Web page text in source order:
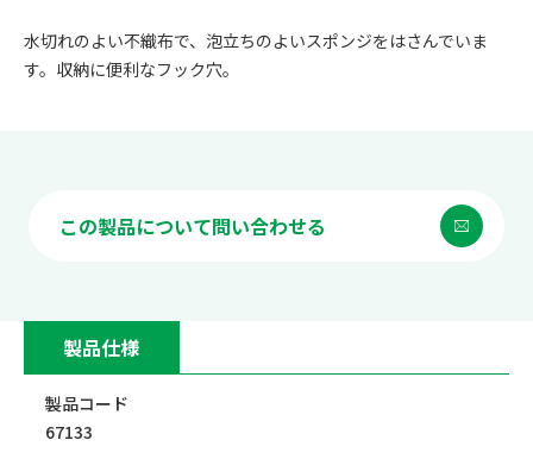
水切れのよい不織布で、泡立ちのよいスポンジをはさんでいま
す。収納に便利なフック穴。
製品仕様
製品コード
67133
この製品について問い合わせる